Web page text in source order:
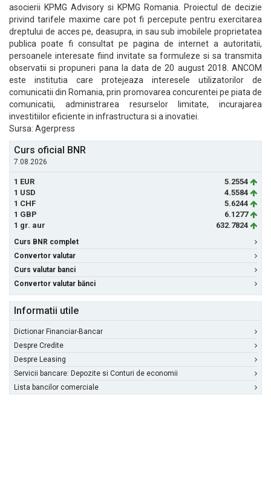
asocierii KPMG Advisory si KPMG Romania. Proiectul de decizie
privind tarifele maxime care pot fi percepute pentru exercitarea
dreptului de acces pe, deasupra, in sau sub imobilele proprietatea
publica poate fi consultat pe pagina de internet a autoritatii,
persoanele interesate fiind invitate sa formuleze si sa transmita
observatii si propuneri pana la data de 20 august 2018. ANCOM
este institutia care protejeaza interesele utilizatorilor de
comunicatii din Romania, prin promovarea concurentei pe piata de
comunicatii, administrarea resurselor limitate, incurajarea
investitiilor eficiente in infrastructura si a inovatiei.
Sursa: Agerpress
Curs oficial BNR
7.08.2026
1 EUR
5.2554
1 USD
4.5584
1 CHF
5.6244
1 GBP
6.1277
1 gr. aur
632.7824
Curs BNR complet
Convertor valutar
Curs valutar banci
Convertor valutar bănci
Informatii utile
Dictionar Financiar-Bancar
Despre Credite
Despre Leasing
Servicii bancare: Depozite si Conturi de economii
Lista bancilor comerciale